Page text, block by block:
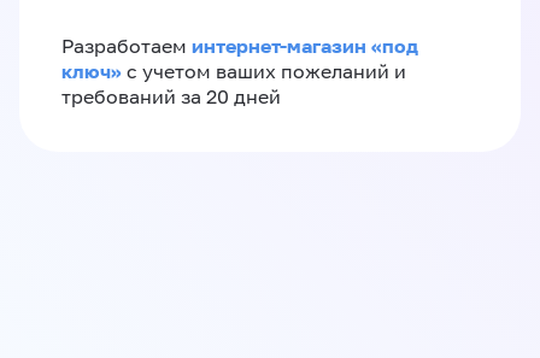
Разработаем интернет-магазин «‎под
ключ»‎ с учетом ваших пожеланий и
требований за 20 дней